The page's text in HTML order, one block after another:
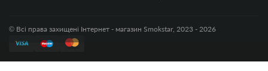
© Всі права захищені Інтернет - магазин Smokstar, 2023 - 2026